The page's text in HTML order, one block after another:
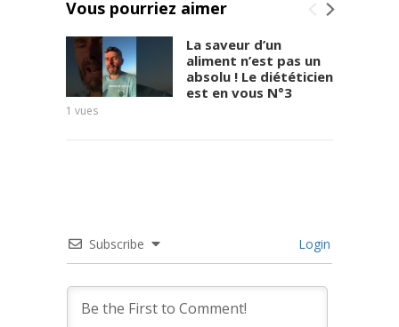
Vous pourriez aimer
La saveur d’un
aliment n’est pas un
absolu ! Le diététicien
est en vous N°3
1 vues
Subscribe Login